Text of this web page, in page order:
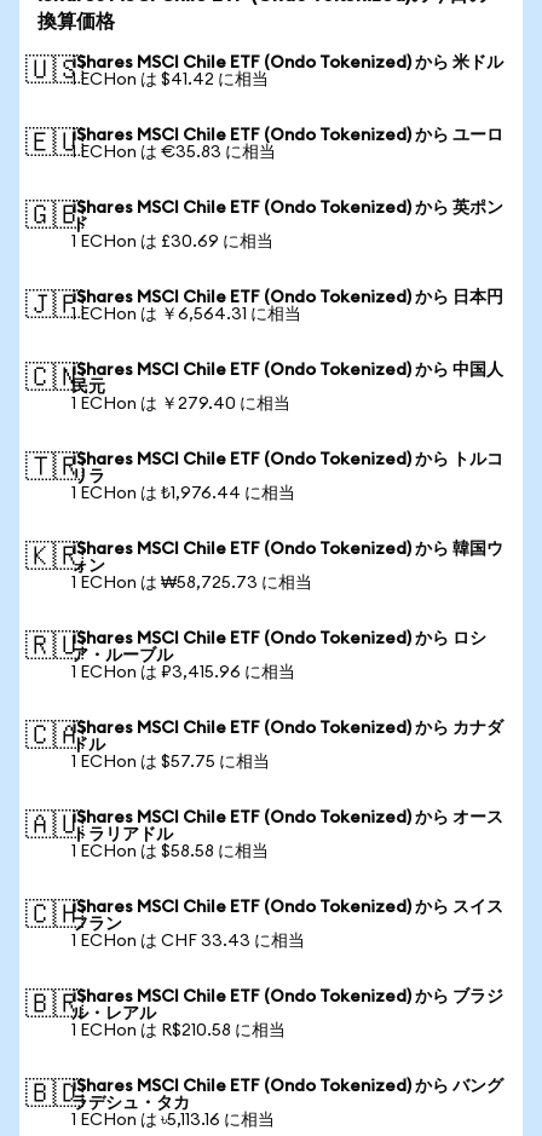
換算価格
🇺🇸iShares MSCI Chile ETF (Ondo Tokenized) から 米ドル
1 ECHon は $41.42 に相当
🇪🇺iShares MSCI Chile ETF (Ondo Tokenized) から ユーロ
1 ECHon は €35.83 に相当
🇬🇧iShares MSCI Chile ETF (Ondo Tokenized) から 英ポン
ド
1 ECHon は £30.69 に相当
🇯🇵iShares MSCI Chile ETF (Ondo Tokenized) から 日本円
1 ECHon は ￥6,564.31 に相当
🇨🇳iShares MSCI Chile ETF (Ondo Tokenized) から 中国人
民元
1 ECHon は ￥279.40 に相当
🇹🇷iShares MSCI Chile ETF (Ondo Tokenized) から トルコ
リラ
1 ECHon は ₺1,976.44 に相当
🇰🇷iShares MSCI Chile ETF (Ondo Tokenized) から 韓国ウ
ォン
1 ECHon は ₩58,725.73 に相当
🇷🇺iShares MSCI Chile ETF (Ondo Tokenized) から ロシ
ア・ルーブル
1 ECHon は ₽3,415.96 に相当
🇨🇦iShares MSCI Chile ETF (Ondo Tokenized) から カナダ
ドル
1 ECHon は $57.75 に相当
🇦🇺iShares MSCI Chile ETF (Ondo Tokenized) から オース
トラリアドル
1 ECHon は $58.58 に相当
🇨🇭iShares MSCI Chile ETF (Ondo Tokenized) から スイス
フラン
1 ECHon は CHF 33.43 に相当
🇧🇷iShares MSCI Chile ETF (Ondo Tokenized) から ブラジ
ル・レアル
1 ECHon は R$210.58 に相当
🇧🇩iShares MSCI Chile ETF (Ondo Tokenized) から バング
ラデシュ・タカ
1 ECHon は ৳5,113.16 に相当